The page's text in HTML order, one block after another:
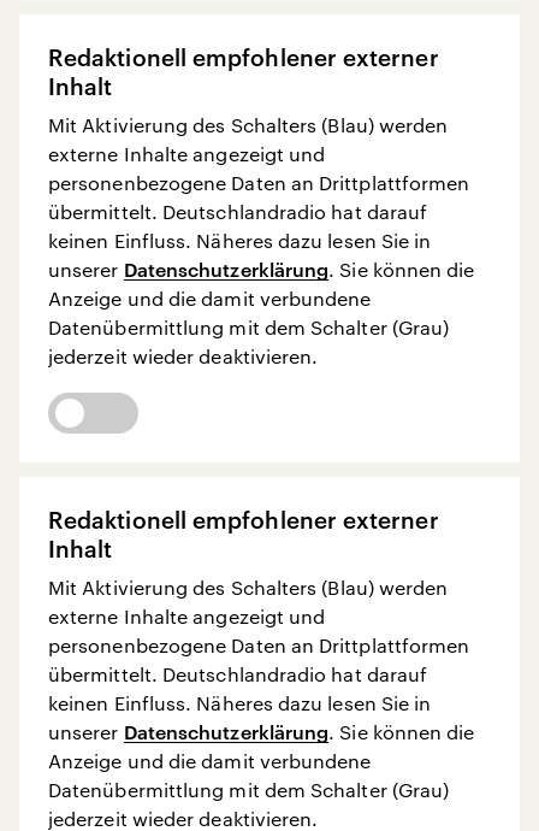
Redaktionell empfohlener externer
Inhalt
Mit Aktivierung des Schalters (Blau) werden
externe Inhalte angezeigt und
personenbezogene Daten an Drittplattformen
übermittelt. Deutschlandradio hat darauf
keinen Einfluss. Näheres dazu lesen Sie in
unserer Datenschutzerklärung. Sie können die
Anzeige und die damit verbundene
Datenübermittlung mit dem Schalter (Grau)
jederzeit wieder deaktivieren.
Redaktionell empfohlener externer
Inhalt
Mit Aktivierung des Schalters (Blau) werden
externe Inhalte angezeigt und
personenbezogene Daten an Drittplattformen
übermittelt. Deutschlandradio hat darauf
keinen Einfluss. Näheres dazu lesen Sie in
unserer Datenschutzerklärung. Sie können die
Anzeige und die damit verbundene
Datenübermittlung mit dem Schalter (Grau)
jederzeit wieder deaktivieren.